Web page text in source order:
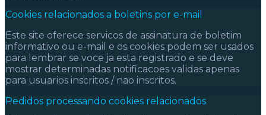
Cookies relacionados a boletins por e-mail
Este site oferece servicos de assinatura de boletim
informativo ou e-mail e os cookies podem ser usados
para lembrar se voce ja esta registrado e se deve
mostrar determinadas notificacoes validas apenas
para usuarios inscritos / nao inscritos.
Pedidos processando cookies relacionados